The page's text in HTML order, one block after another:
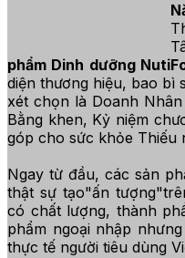
phẩm Dinh dưỡng
diện thương hiệu, bao bì
xét chọn là Doanh
Bằng khen, Kỷ niệm
góp cho sức khỏe Thiếu
Ngay từ đầu, các sản
thật sự tạo"ấn
có chất lượng, thành
phẩm ngoại nhập
thực tế người tiêu dùng